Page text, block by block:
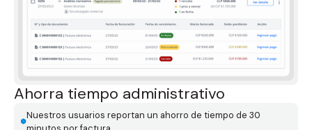
Ahorra tiempo administrativo
Nuestros usuarios reportan un ahorro de tiempo de 30